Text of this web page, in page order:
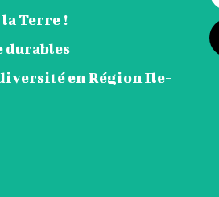
la Terre !
durables
en Région Ile-